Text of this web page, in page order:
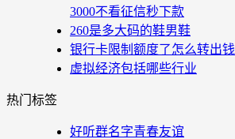
3000不看征信秒下款
260是多大码的鞋男鞋
银行卡限制额度了怎么转出钱
虚拟经济包括哪些行业
热门标签
好听群名字青春友谊